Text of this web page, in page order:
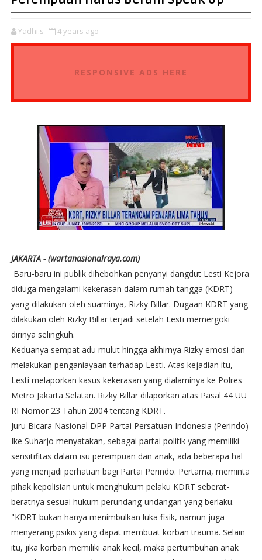
Yadhi.s 4 years ago
RESPONSIVE ADS HERE
JAKARTA - (wartanasionalraya.com)
Baru-baru ini publik dihebohkan penyanyi dangdut Lesti Kejora
diduga mengalami kekerasan dalam rumah tangga (KDRT)
yang dilakukan oleh suaminya, Rizky Billar. Dugaan KDRT yang
dilakukan oleh Rizky Billar terjadi setelah Lesti memergoki
dirinya selingkuh.
Keduanya sempat adu mulut hingga akhirnya Rizky emosi dan
melakukan penganiayaan terhadap Lesti. Atas kejadian itu,
Lesti melaporkan kasus kekerasan yang dialaminya ke Polres
Metro Jakarta Selatan. Rizky Billar dilaporkan atas Pasal 44 UU
RI Nomor 23 Tahun 2004 tentang KDRT.
Juru Bicara Nasional DPP Partai Persatuan Indonesia (Perindo)
Ike Suharjo menyatakan, sebagai partai politik yang memiliki
sensitifitas dalam isu perempuan dan anak, ada beberapa hal
yang menjadi perhatian bagi Partai Perindo. Pertama, meminta
pihak kepolisian untuk menghukum pelaku KDRT seberat-
beratnya sesuai hukum perundang-undangan yang berlaku.
"KDRT bukan hanya menimbulkan luka fisik, namun juga
menyerang psikis yang dapat membuat korban trauma. Selain
itu, jika korban memiliki anak kecil, maka pertumbuhan anak